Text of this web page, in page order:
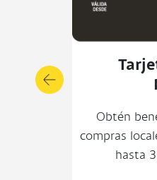
Disfruta de
ti en tus